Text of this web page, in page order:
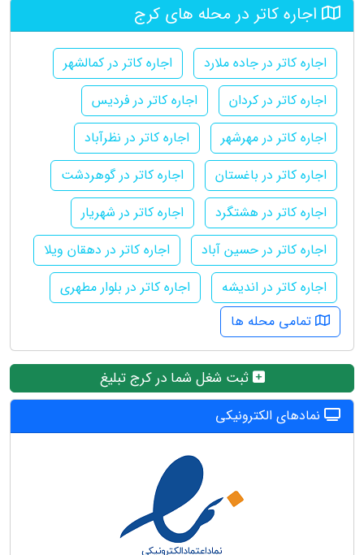
اجاره کاتر در محله های کرج
اجاره کاتر در جاده ملارد
اجاره کاتر در کمالشهر
اجاره کاتر در کردان
اجاره کاتر در فردیس
اجاره کاتر در مهرشهر
اجاره کاتر در نظرآباد
اجاره کاتر در باغستان
اجاره کاتر در گوهردشت
اجاره کاتر در هشتگرد
اجاره کاتر در شهریار
اجاره کاتر در حسین آباد
اجاره کاتر در دهقان ویلا
اجاره کاتر در اندیشه
اجاره کاتر در بلوار مطهری
تمامی محله ها
ثبت شغل شما در کرج تبلیغ
نمادهای الکترونیکی